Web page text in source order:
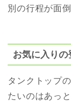
別の行程が面
お気に入り
タンクトップ
たいのはあっ